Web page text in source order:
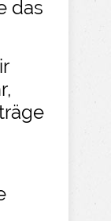
das